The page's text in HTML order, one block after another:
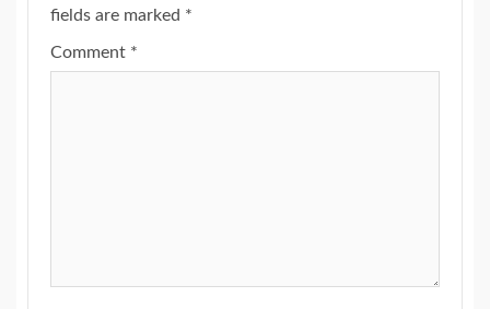
fields are marked *
Comment *